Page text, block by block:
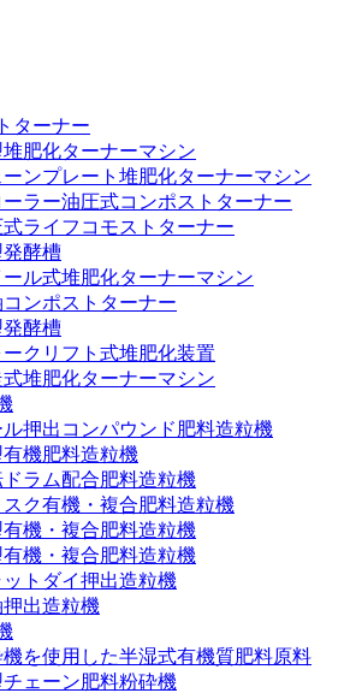
ターナー
肥化ターナーマシン
ンプレート堆肥化ターナーマシン
ーラー油圧式コンポストターナー
ライフコモストターナー
酵槽
ール式堆肥化ターナーマシン
コンポストターナー
酵槽
ークリフト式堆肥化装置
式堆肥化ターナーマシン
ル押出コンパウンド肥料造粒機
有機肥料造粒機
ドラム配合肥料造粒機
スク有機・複合肥料造粒機
有機・複合肥料造粒機
有機・複合肥料造粒機
ットダイ押出造粒機
押出造粒機
を使用した半湿式有機質肥料原料
ェーン肥料粉砕機